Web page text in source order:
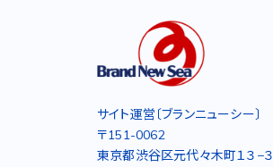
サイト運営〔ブランニューシー〕
〒151-0062
東京都渋谷区元代々木町１３−３